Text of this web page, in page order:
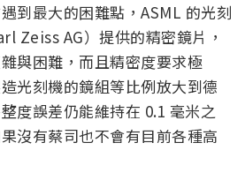
到最大的困難點，ASML 的光刻
Zeiss AG）提供的精密鏡片，
與困難，而且精密度要求極
光刻機的鏡組等比例放大到德
度誤差仍能維持在 0.1 毫米之
沒有蔡司也不會有目前各種高